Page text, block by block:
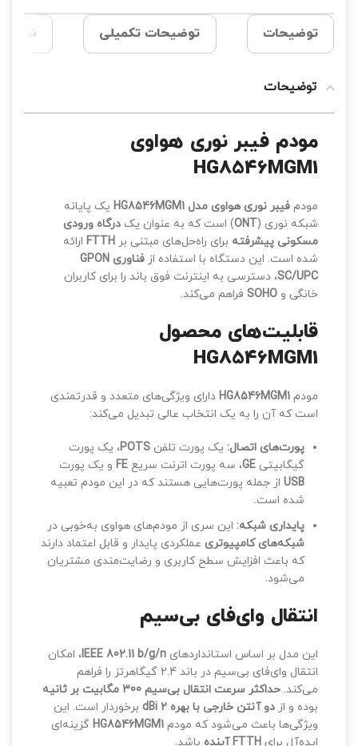
توضیحات توضیحات تکمیلی نظرات
توضیحات
مودم فیبر نوری هواوی
HG8546MGM1
مودم فیبر نوری هواوی مدل HG8546MGM1
یک پایانه
شبکه نوری (ONT) است که به عنوان یک درگاه ورودی
مسکونی پیشرفته برای راه‌حل‌های مبتنی بر FTTH ارائه
شده است. این دستگاه با استفاده از
فناوری GPON
SC/UPC، دسترسی به اینترنت فوق‌ باند را برای کاربران
خانگی و SOHO فراهم می‌کند.
قابلیت‌های محصول
HG8546MGM1
مودم HG8546MGM1 دارای ویژگی‌های متعدد و قدرتمندی
است که آن را به یک انتخاب عالی تبدیل می‌کند:
پورت‌های اتصال: یک پورت تلفن POTS، یک پورت
گیگابیتی GE، سه پورت اترنت سریع FE و یک پورت
USB از جمله پورت‌هایی هستند که در این مودم تعبیه
شده است.
پایداری شبکه: این سری از مودم‌های هواوی به‌خوبی در
شبکه‌های کامپیوتری عملکردی پایدار و قابل اعتماد دارند
که باعث افزایش سطح کاربری و رضایت‌مندی مشتریان
می‌شود.
انتقال وای‌فای بی‌سیم
این مدل بر اساس استانداردهای IEEE 802.11 b/g/n، امکان
انتقال وای‌فای بی‌سیم در باند 2.4 گیگاهرتز را فراهم
می‌کند. حداکثر سرعت انتقال بی‌سیم 300 مگابیت بر ثانیه
بوده و از دو آنتن خارجی با بهره 2 dBi
برخوردار است. این
ویژگی‌ها باعث می‌شود که مودم HG8546MGM1 گزینه‌ای
ایده‌آل برای FTTH آینده باشد.